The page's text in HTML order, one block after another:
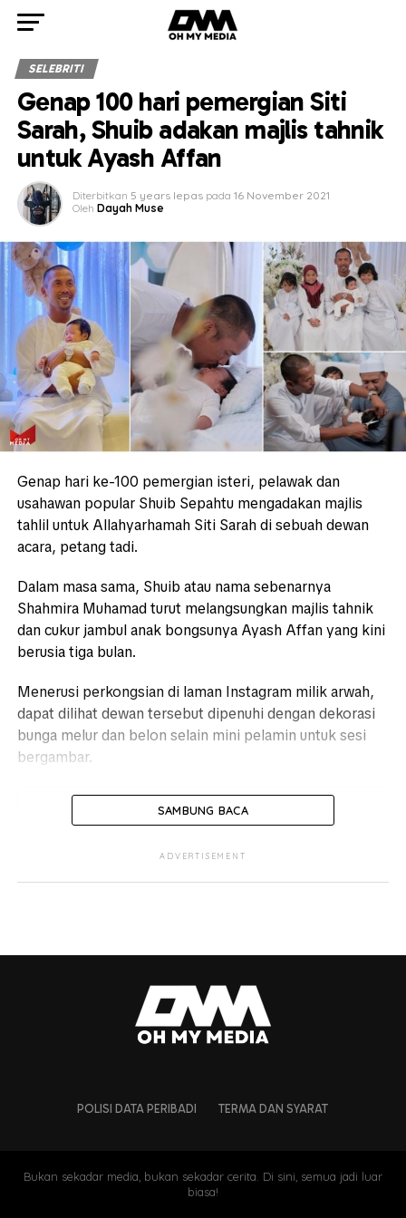
SELEBRITI
Genap 100 hari pemergian Siti
Sarah, Shuib adakan majlis tahnik
untuk Ayash Affan
Diterbitkan 5 years lepas pada 16 November 2021
Oleh Dayah Muse
Genap hari ke-100 pemergian isteri, pelawak dan
usahawan popular Shuib Sepahtu mengadakan majlis
tahlil untuk Allahyarhamah Siti Sarah di sebuah dewan
acara, petang tadi.
Dalam masa sama, Shuib atau nama sebenarnya
Shahmira Muhamad turut melangsungkan majlis tahnik
dan cukur jambul anak bongsunya Ayash Affan yang kini
berusia tiga bulan.
Menerusi perkongsian di laman Instagram milik arwah,
dapat dilihat dewan tersebut dipenuhi dengan dekorasi
bunga melur dan belon selain mini pelamin untuk sesi
bergambar.
SAMBUNG BACA
ADVERTISEMENT
POLISI DATA PERIBADI TERMA DAN SYARAT
Bukan sekadar media, bukan sekadar cerita. Di sini, semua jadi luar
biasa!